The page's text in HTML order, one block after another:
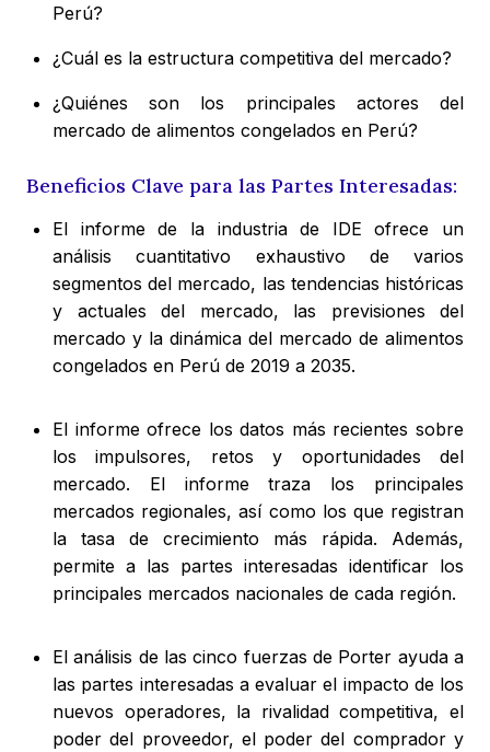
Perú?
¿Cuál es la estructura competitiva del mercado?
¿Quiénes son los principales actores del
mercado de alimentos congelados en Perú?
Beneficios Clave para las Partes Interesadas:
El informe de la industria de IDE ofrece un
análisis cuantitativo exhaustivo de varios
segmentos del mercado, las tendencias históricas
y actuales del mercado, las previsiones del
mercado y la dinámica del mercado de alimentos
congelados en Perú de 2019 a 2035.
El informe ofrece los datos más recientes sobre
los impulsores, retos y oportunidades del
mercado. El informe traza los principales
mercados regionales, así como los que registran
la tasa de crecimiento más rápida. Además,
permite a las partes interesadas identificar los
principales mercados nacionales de cada región.
El análisis de las cinco fuerzas de Porter ayuda a
las partes interesadas a evaluar el impacto de los
nuevos operadores, la rivalidad competitiva, el
poder del proveedor, el poder del comprador y